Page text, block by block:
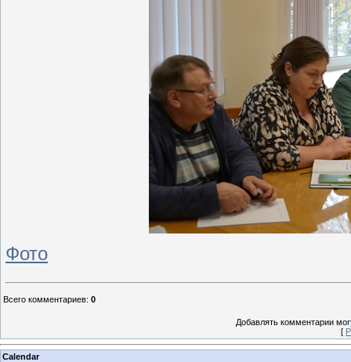
Фото
Всего комментариев: 0
Добавлять комментарии
[
Calendar